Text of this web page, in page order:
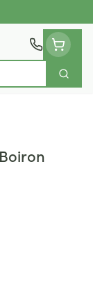
Zoek